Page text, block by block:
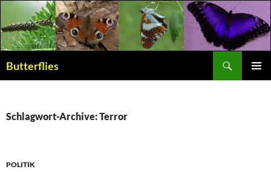
Butterflies
Schlagwort-Archive: Terror
POLITIK